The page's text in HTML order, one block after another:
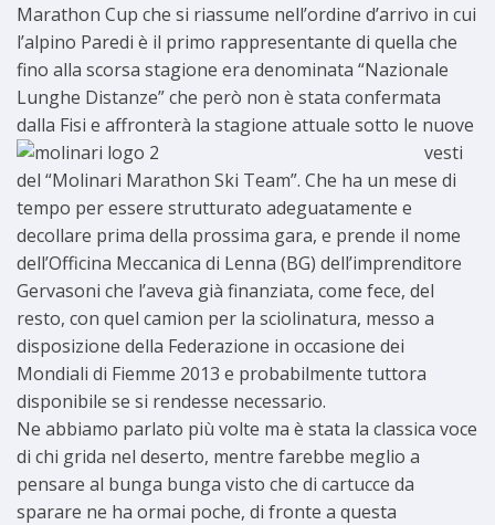
Marathon Cup che si riassume nell’ordine d’arrivo in cui
l’alpino Paredi è il primo rappresentante di quella che
fino alla scorsa stagione era denominata “Nazionale
Lunghe Distanze” che però non è stata confermata
dalla Fisi e affronterà la stagione attuale sotto le nuove
vesti
del “Molinari Marathon Ski Team”. Che ha un mese di
tempo per essere strutturato adeguatamente e
decollare prima della prossima gara, e prende il nome
dell’Officina Meccanica di Lenna (BG) dell’imprenditore
Gervasoni che l’aveva già finanziata, come fece, del
resto, con quel camion per la sciolinatura, messo a
disposizione della Federazione in occasione dei
Mondiali di Fiemme 2013 e probabilmente tuttora
disponibile se si rendesse necessario.
Ne abbiamo parlato più volte ma è stata la classica voce
di chi grida nel deserto, mentre farebbe meglio a
pensare al bunga bunga visto che di cartucce da
sparare ne ha ormai poche, di fronte a questa